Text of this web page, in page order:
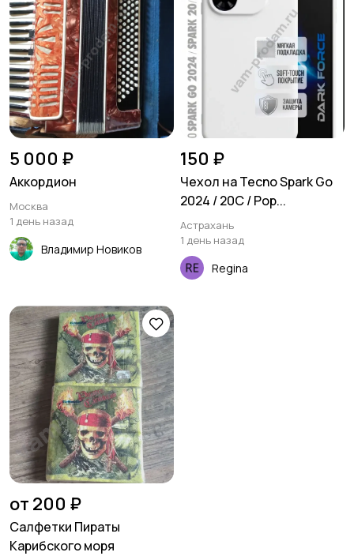
5 000 ₽
Аккордион
Москва
1 день назад
Владимир Новиков
150 ₽
Чехол на Tecno Spark Go
2024 / 20C / Pop...
Астрахань
1 день назад
Regina
от 200 ₽
Салфетки Пираты
Карибского моря